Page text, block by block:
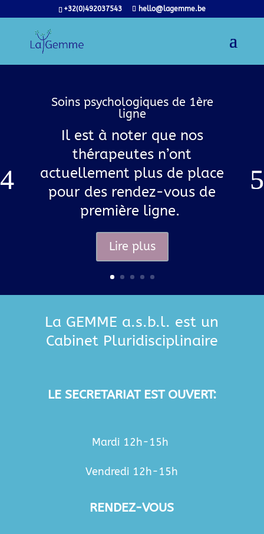
+32(0)492037543 hello@lagemme.be
Soins psychologiques de 1ère
ligne
Il est à noter que nos
thérapeutes n’ont
actuellement plus de place
pour des rendez-vous de
première ligne.
Lire plus
La GEMME a.s.b.l. est un
Cabinet Pluridisciplinaire
LE SECRETARIAT EST OUVERT:
Mardi 12h-15h
Vendredi 12h-15h
RENDEZ-VOUS